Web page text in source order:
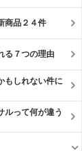
商品２４件
る７つの理由
もしれない件に
ルって何が違う